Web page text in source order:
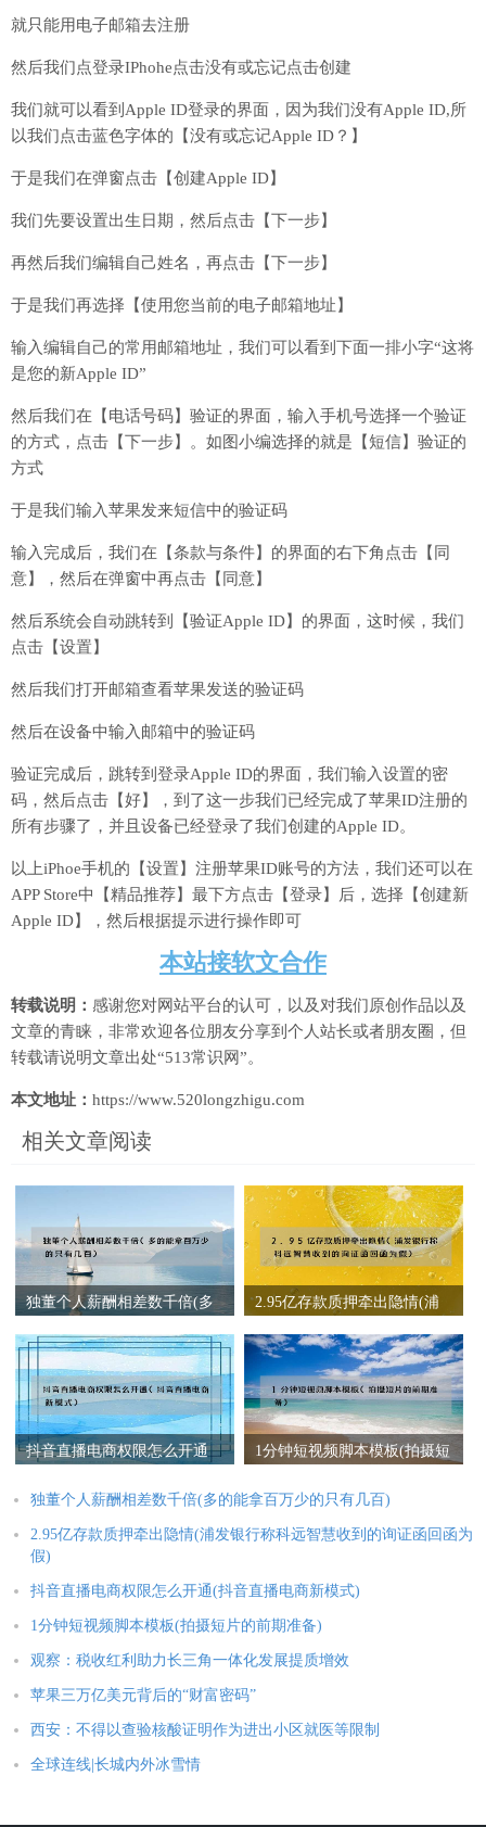
就只能用电子邮箱去注册
然后我们点登录IPhohe点击没有或忘记点击创建
我们就可以看到Apple ID登录的界面，因为我们没有Apple ID,所
以我们点击蓝色字体的【没有或忘记Apple ID？】
于是我们在弹窗点击【创建Apple ID】
我们先要设置出生日期，然后点击【下一步】
再然后我们编辑自己姓名，再点击【下一步】
于是我们再选择【使用您当前的电子邮箱地址】
输入编辑自己的常用邮箱地址，我们可以看到下面一排小字“这将
是您的新Apple ID”
然后我们在【电话号码】验证的界面，输入手机号选择一个验证
的方式，点击【下一步】。如图小编选择的就是【短信】验证的
方式
于是我们输入苹果发来短信中的验证码
输入完成后，我们在【条款与条件】的界面的右下角点击【同
意】，然后在弹窗中再点击【同意】
然后系统会自动跳转到【验证Apple ID】的界面，这时候，我们
点击【设置】
然后我们打开邮箱查看苹果发送的验证码
然后在设备中输入邮箱中的验证码
验证完成后，跳转到登录Apple ID的界面，我们输入设置的密
码，然后点击【好】，到了这一步我们已经完成了苹果ID注册的
所有步骤了，并且设备已经登录了我们创建的Apple ID。
以上iPhoe手机的【设置】注册苹果ID账号的方法，我们还可以在
APP Store中【精品推荐】最下方点击【登录】后，选择【创建新
Apple ID】，然后根据提示进行操作即可
本站接软文合作
转载说明： 感谢您对网站平台的认可，以及对我们原创作品以及
文章的青睐，非常欢迎各位朋友分享到个人站长或者朋友圈，但
转载请说明文章出处“513常识网”。
本文地址： https://www.520longzhigu.com
相关文章阅读
独董个人薪酬相差数千倍(多
2.95亿存款质押牵出隐情(浦
证函回函为假)
抖音直播电商权限怎么开通
1分钟短视频脚本模板(拍摄短
独董个人薪酬相差数千倍(多的能拿百万少的只有几百)
2.95亿存款质押牵出隐情(浦发银行称科远智慧收到的询证函回函为
假)
抖音直播电商权限怎么开通(抖音直播电商新模式)
1分钟短视频脚本模板(拍摄短片的前期准备)
观察：税收红利助力长三角一体化发展提质增效
苹果三万亿美元背后的“财富密码”
西安：不得以查验核酸证明作为进出小区就医等限制
全球连线|长城内外冰雪情